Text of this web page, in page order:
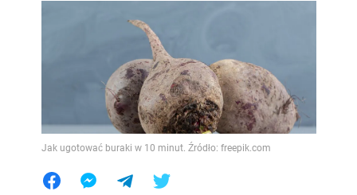
Jak ugotować buraki w 10 minut. Źródło: freepik.com